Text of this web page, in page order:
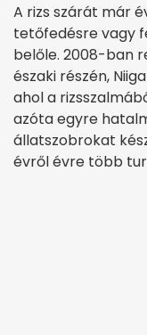
A rizs szárát már
tetőfedésre vagy
belőle. 2008-ban
északi részén,
ahol a
azóta egyre
állatszobrokat
évről évre több